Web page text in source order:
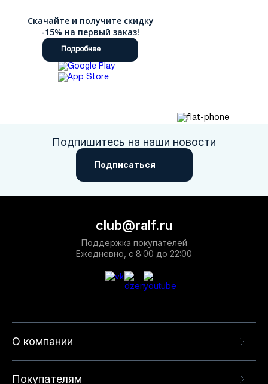
Скачайте и получите скидку
-15% на первый заказ!
Подробнее
Подпишитесь на наши новости
Подписаться
О компании
Покупателям
club@ralf.ru
Поддержка покупателей
Ежедневно, с 8:00 до 22:00